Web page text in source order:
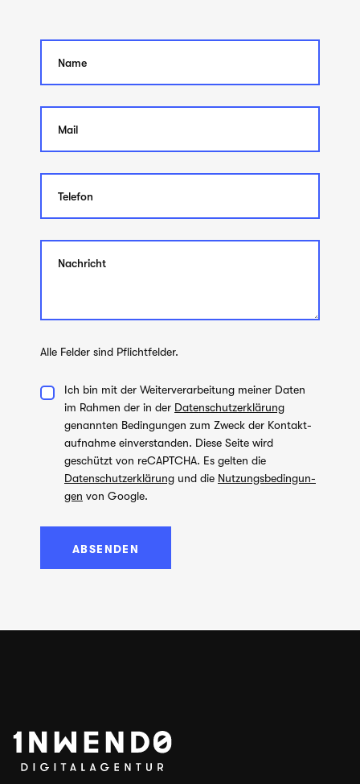
Alle Fel­der sind Pflichtfelder.
Ich bin mit der Wei­ter­ver­ar­bei­tung mei­ner Daten
im Rah­men der in der Datenschutzerklärung
genann­ten Bedin­gun­gen zum Zweck der Kon­takt­
auf­nahme ein­ver­stan­den. Diese Seite wird
geschützt von reCAPTCHA. Es gel­ten die
Datenschutzerklärung und die Nut­zungs­be­din­gun­
gen von Google.